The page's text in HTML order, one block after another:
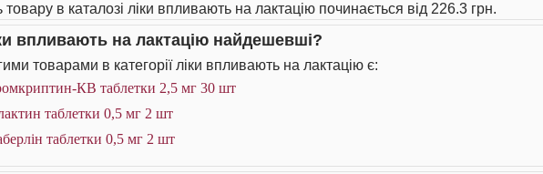
товару в каталозі ліки впливають на лактацію починається від 226.3 грн.
впливають на лактацію найдешевші?
товарами в категорії ліки впливають на лактацію є:
КВ таблетки 2,5 мг 30 шт
таблетки 0,5 мг 2 шт
таблетки 0,5 мг 2 шт